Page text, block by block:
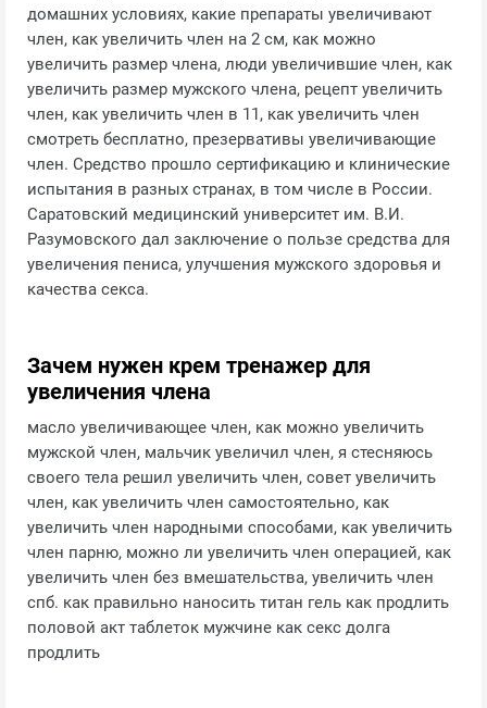
домашних условиях, какие препараты увеличивают
член, как увеличить член на 2 см, как можно
увеличить размер члена, люди увеличившие член, как
увеличить размер мужского члена, рецепт увеличить
член, как увеличить член в 11, как увеличить член
смотреть бесплатно, презервативы увеличивающие
член. Средство прошло сертификацию и клинические
испытания в разных странах, в том числе в России.
Саратовский медицинский университет им. В.И.
Разумовского дал заключение о пользе средства для
увеличения пениса, улучшения мужского здоровья и
качества секса.
Зачем нужен крем тренажер для
увеличения члена
масло увеличивающее член, как можно увеличить
мужской член, мальчик увеличил член, я стесняюсь
своего тела решил увеличить член, совет увеличить
член, как увеличить член самостоятельно, как
увеличить член народными способами, как увеличить
член парню, можно ли увеличить член операцией, как
увеличить член без вмешательства, увеличить член
спб. как правильно наносить титан гель как продлить
половой акт таблеток мужчине как секс долга
продлить